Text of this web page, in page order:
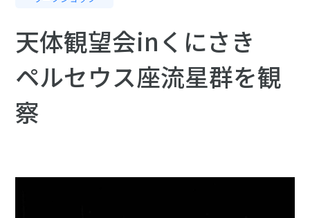
天体観望会inくにさき
ペルセウス座流星群を観
察